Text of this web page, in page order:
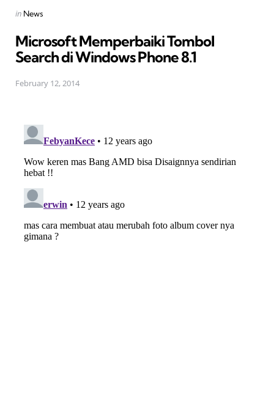
Posted
in News
Microsoft Memperbaiki Tombol
Search di Windows Phone 8.1
February 12, 2014